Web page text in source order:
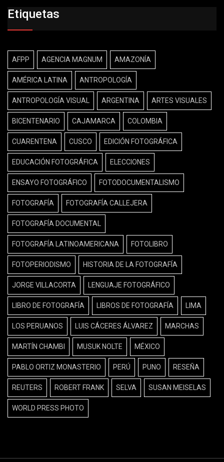
Etiquetas
AFPP AGENCIA MAGNUM AMAZONÍA
AMÉRICA LATINA ANTROPOLOGÍA
ANTROPOLOGÍA VISUAL ARGENTINA ARTES VISUALES
BICENTENARIO CAJAMARCA COLOMBIA
CUARENTENA CUSCO EDICIÓN FOTOGRÁFICA
EDUCACIÓN FOTOGRÁFICA ELECCIONES
ENSAYO FOTOGRÁFICO FOTODOCUMENTALISMO
FOTOGRAFÍA FOTOGRAFÍA CALLEJERA
FOTOGRAFÍA DOCUMENTAL
FOTOGRAFÍA LATINOAMERICANA FOTOLIBRO
FOTOPERIODISMO HISTORIA DE LA FOTOGRAFÍA
JORGE VILLACORTA LENGUAJE FOTOGRÁFICO
LIBRO DE FOTOGRAFÍA LIBROS DE FOTOGRAFÍA LIMA
LOS PERUANOS LUIS CÁCERES ÁLVAREZ MARCHAS
MARTÍN CHAMBI MUSUK NOLTE MÉXICO
PABLO ORTIZ MONASTERIO PERÚ PUNO RESEÑA
REUTERS ROBERT FRANK SELVA SUSAN MEISELAS
WORLD PRESS PHOTO